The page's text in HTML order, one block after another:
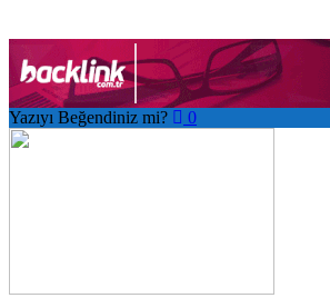
Yazıyı Beğendiniz mi? 0